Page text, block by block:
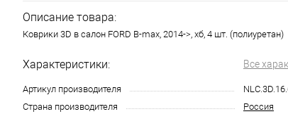
Описание товара:
Коврики 3D в салон FORD B-max, 2014->, хб, 4 шт. (полиуретан)
Характеристики: Все
Артикул производителя
Страна производителя
Россия